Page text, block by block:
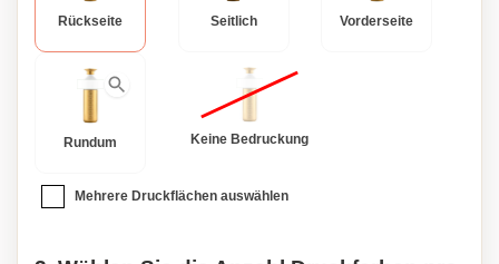
der Dopper Steel 800 ml Wasserflasche für Ihren
Rückseite Seitlich Vorderseite
Rundum Keine Bedruckung
Mehrere Druckflächen auswählen